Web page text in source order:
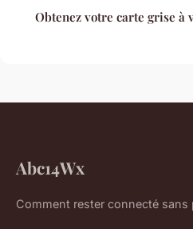
Obtenez votre carte grise
Abc14Wx
Comment rester connecté sans